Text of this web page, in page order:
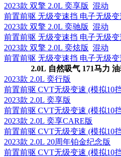
2023款 双擎 2.0L 奕享版 混动
前置前驱 无级变速挡 电子无级
2023款 双擎 2.0L 奕驰版 混动
前置前驱 无级变速挡 电子无级
2023款 双擎 2.0L 奕炫版 混动
前置前驱 无级变速挡 电子无级
2.0L 自然吸气 171马力
2023款 2.0L 奕行版
前置前驱 CVT无级变速 (模拟10
2023款 2.0L 奕享版
前置前驱 CVT无级变速 (模拟10
2023款 2.0L 奕享CARE版
前置前驱 CVT无级变速 (模拟10
2023款 2.0L 20周年铂金纪念版
前置前驱 CVT无级变速 (模拟10